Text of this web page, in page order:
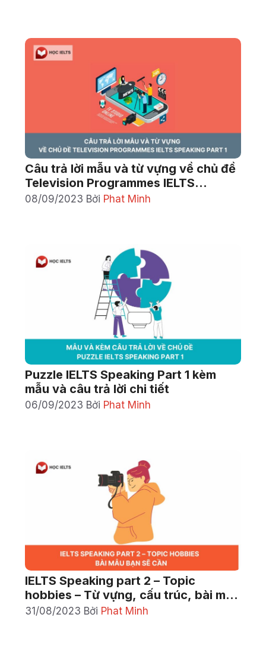
Câu trả lời mẫu và từ vựng về chủ đề
Television Programmes IELTS
Speaking Part 1
08/09/2023 Bởi Phat Minh
Puzzle IELTS Speaking Part 1 kèm
mẫu và câu trả lời chi tiết
06/09/2023 Bởi Phat Minh
IELTS Speaking part 2 – Topic
hobbies – Từ vựng, cấu trúc, bài mẫu
hay
31/08/2023 Bởi Phat Minh